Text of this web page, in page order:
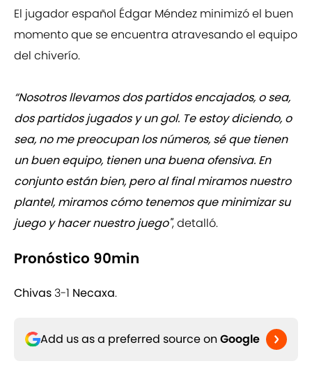
El jugador español Édgar Méndez minimizó el buen
momento que se encuentra atravesando el equipo
del chiverío.
“Nosotros llevamos dos partidos encajados, o sea,
dos partidos jugados y un gol. Te estoy diciendo, o
sea, no me preocupan los números, sé que tienen
un buen equipo, tienen una buena ofensiva. En
conjunto están bien, pero al final miramos nuestro
plantel, miramos cómo tenemos que minimizar su
juego y hacer nuestro juego", detalló.
Pronóstico 90min
Chivas 3-1 Necaxa.
Add us as a preferred source on Google